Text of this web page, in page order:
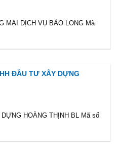
MẠI DỊCH VỤ BẢO LONG Mã
ĐẦU TƯ XÂY DỰNG
HOÀNG THỊNH BL Mã số